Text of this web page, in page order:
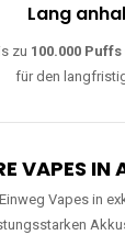
Lang
zu 100.000 Puffs
für den
VAPES IN
Vapes in